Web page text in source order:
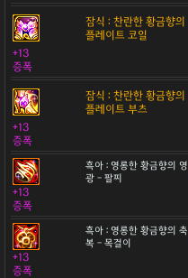
잠식 : 찬란한 황금향의
플레이트 코일
+13
증폭
잠식 : 찬란한 황금향의
플레이트 부츠
+13
증폭
흑아 : 영롱한 황금향의 영
광 - 팔찌
+13
증폭
흑아 : 영롱한 황금향의 축
복 - 목걸이
+13
증폭